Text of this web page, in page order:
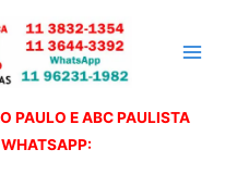
PAULO E ABC PAULISTA